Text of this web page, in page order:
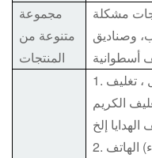
مجموعة
متنوعة من
المنتجات
مشكلة
وصناديق
أسطوانية
1. تغليف مستحضرات التجميل ، تغليف
الكريم
2. تغليف الإلكترونيات: صندوق (غطاء) الهاتف